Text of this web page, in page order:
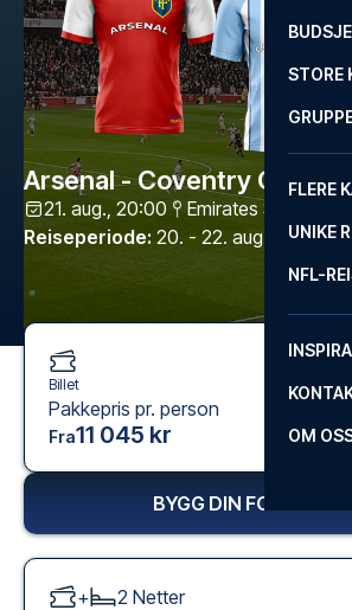
STORE
FLERE
UNIKE
NFL-
OM
Arsenal - Coventry City
21. aug., 20:00 Emirates Stadium
Reiseperiode: 20. - 22. aug. 2026
Billet
Pakkepris pr. person
Fra11 045 kr
BYGG DIN
+ 2 Netter